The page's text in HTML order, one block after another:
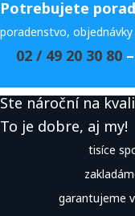
Potrebujete
poradenstvo,
02 / 49 20 30 80
Ste nároční na
To je dobre, aj my!
tisíce
garantujeme